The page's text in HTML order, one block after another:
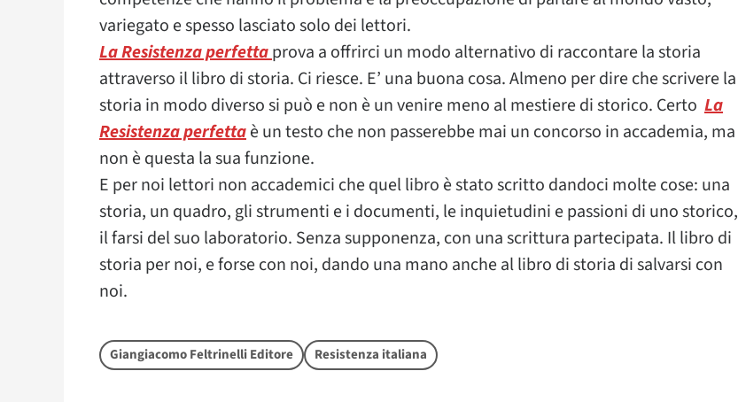
variegato e spesso lasciato solo dei lettori.
La Resistenza perfettaprova a offrirci un modo alternativo di raccontare la storia
attraverso il libro di storia. Ci riesce. E’ una buona cosa. Almeno per dire che scrivere la
storia in modo diverso si può e non è un venire meno al mestiere di storico. Certo La
Resistenza perfettaè un testo che non passerebbe mai un concorso in accademia, ma
non è questa la sua funzione.
E per noi lettori non accademici che quel libro è stato scritto dandoci molte cose: una
storia, un quadro, gli strumenti e i documenti, le inquietudini e passioni di uno storico,
il farsi del suo laboratorio. Senza supponenza, con una scrittura partecipata. Il libro di
storia per noi, e forse con noi, dando una mano anche al libro di storia di salvarsi con
noi.
Giangiacomo Feltrinelli Editore Resistenza italiana